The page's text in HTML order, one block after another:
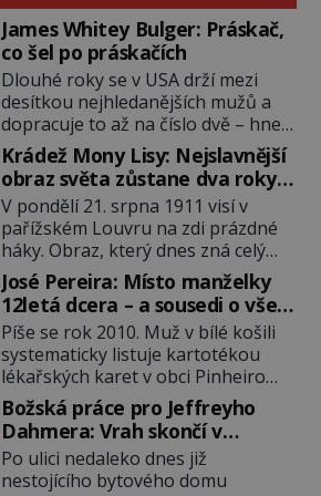
James Whitey Bulger: Práskač,
co šel po práskačích
Dlouhé roky se v USA drží mezi
desítkou nejhledanějších mužů a
dopracuje to až na číslo dvě – hned
po Usámovi bin Ládinovi (1957–
2011). To je James „Whitey“ Bulger
(1929–2018) viněný ze spoluúčasti
na 19 vraždách, vydírání a lichvy. A
samozřejmě, krom toho je ještě
drogový dealer, který neváhá
odstranit z cesty všechny práskače,
zatímco […]
Krádež Mony Lisy: Nejslavnější
obraz světa zůstane dva roky
nezvěstný
V pondělí 21. srpna 1911 visí v
pařížském Louvru na zdi prázdné
háky. Obraz, který dnes zná celý
svět, je pryč. Zpočátku si nikdo
nemyslí, že jde o krádež.
Zaměstnanci jsou přesvědčeni, že
Mona Lisa je jen v restaurátorské
dílně nebo u fotografa. Když se
ukáže pravda, propukne jeden z
největších honů na zloděje v […]
José Pereira: Místo manželky
12letá dcera – a sousedi o všem
vědí!
Píše se rok 2010. Muž v bílé košili
systematicky listuje kartotékou
lékařských karet v obci Pinheiro
ležící asi 20 kilometrů od farmy s
podivínským majitelem. Něco tu
nesedí. Ledaže… Ledaže by ta
mladá dívka z farmy byla ne
manželkou, ale dcerou – a všechny
Božská práce pro Jeffreyho
Dahmera: Vrah skončí v
tratolišti krve ve vězeňských
umývárnách
Po ulici nedaleko dnes již
nestojícího bytového domu